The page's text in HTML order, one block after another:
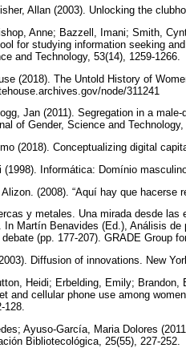
Allan (2003). Unlocking the
Anne; Bazzell, Imani; Smith,
for studying information seeking
and Technology, 53(14), 1259-1266.
(2018). The Untold History of
node/311241
Jan (2011). Segregation in a
of Gender, Science and
(2018). Conceptualizing digital
(1998). Informática: Domínio
(2008). “Aquí hay que hacerse
y metales. Una mirada desde
In Martín Benavides (Ed.), Análisis
(pp. 177-207). GRADE Group
Diffusion of innovations. New
Heidi; Erbelding, Emily;
and cellular phone use among
128.
Ayuso-García, Maria Dolores
Bibliotecológica, 25(55), 227-252.